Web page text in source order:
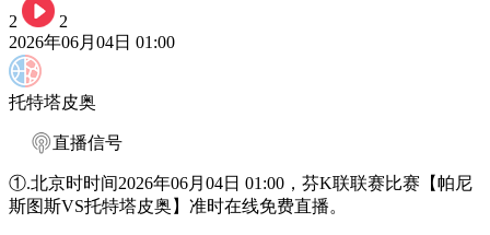
2
2
2026年06月04日 01:00
托特塔皮奥
直播信号
①.北京时时间2026年06月04日 01:00，芬K联联赛比赛【帕尼
斯图斯VS托特塔皮奥】准时在线免费直播。